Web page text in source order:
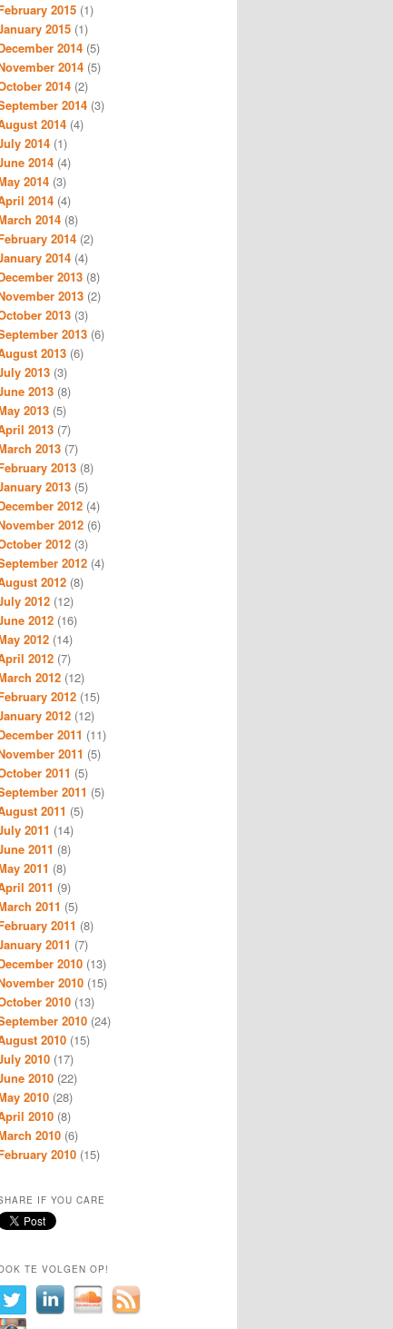
2015 (1)
2015 (1)
2014 (5)
2014 (5)
2014 (2)
2014 (3)
2014 (4)
2014 (1)
2014 (4)
2014 (3)
2014 (4)
2014 (8)
2014 (2)
2014 (4)
2013 (8)
2013 (2)
2013 (3)
2013 (6)
2013 (6)
2013 (3)
2013 (8)
2013 (5)
2013 (7)
2013 (7)
2013 (8)
2013 (5)
2012 (4)
2012 (6)
2012 (3)
2012 (4)
2012 (8)
2012 (12)
2012 (16)
2012 (14)
2012 (7)
2012 (12)
2012 (15)
2012 (12)
2011 (11)
2011 (5)
2011 (5)
2011 (5)
2011 (5)
2011 (14)
2011 (8)
2011 (8)
2011 (9)
2011 (5)
2011 (8)
2011 (7)
2010 (13)
2010 (15)
2010 (13)
2010 (24)
2010 (15)
2010 (17)
2010 (22)
2010 (28)
2010 (8)
2010 (6)
2010 (15)
IF YOU CARE
TE VOLGEN OP!